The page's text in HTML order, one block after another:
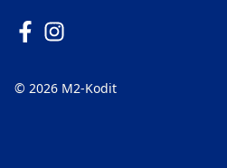
Seuraa meitä Facebookissa
Avautuu uuteen ikkunaan
Seuraa Instagramissa
Avautuu uuteen ikkunaan
© 2026 M2-Kodit